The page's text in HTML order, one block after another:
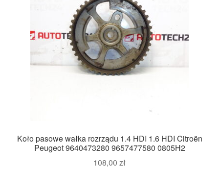
Koło pasowe wałka rozrządu 1.4 HDI 1.6 HDI Citroën
Peugeot 9640473280 9657477580 0805H2
108,00 zł